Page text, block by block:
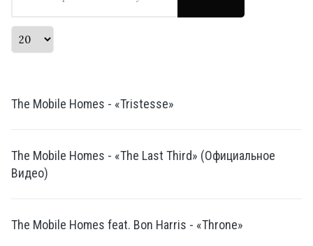
Кол-во строк:
The Mobile Homes - «Tristesse»
The Mobile Homes - «The Last Third» (Официальное
Видео)
The Mobile Homes feat. Bon Harris - «Throne»